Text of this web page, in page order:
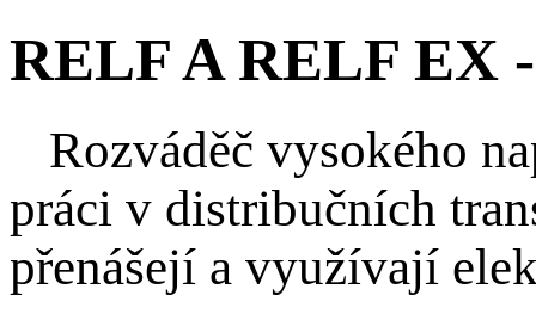
RELF A RELF EX
Rozváděč vysokého
práci v distribučních
přenášejí a využívají